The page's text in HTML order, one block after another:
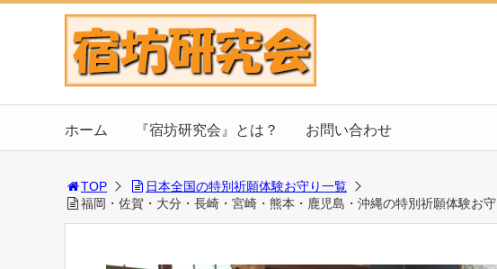
ホーム 『宿坊研究会』とは？ お問い合わせ
TOP
日本全国の特別祈願体験お守り一覧
福岡・佐賀・大分・長崎・宮崎・熊本・鹿児島・沖縄の特別祈願体験お